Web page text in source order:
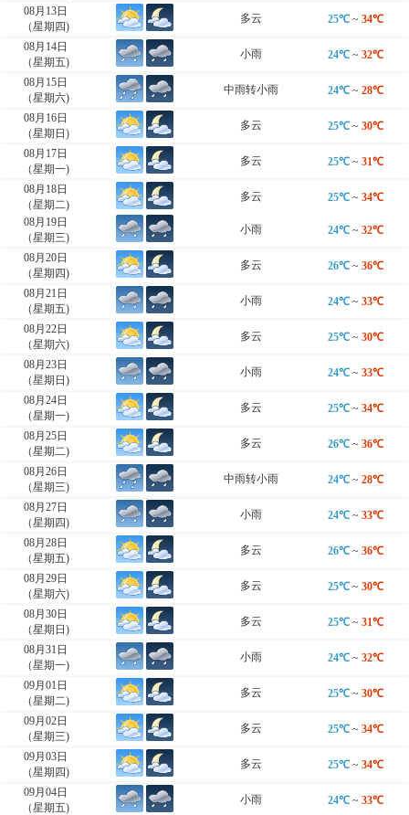
08月13日
（星期四)
多云 25℃ ~ 34℃
08月14日
（星期五)
小雨 24℃ ~ 32℃
08月15日
（星期六)
中雨转小雨 24℃ ~ 28℃
08月16日
（星期日)
多云 25℃ ~ 30℃
08月17日
（星期一)
多云 25℃ ~ 31℃
08月18日
（星期二)
多云 25℃ ~ 34℃
08月19日
（星期三)
小雨 24℃ ~ 32℃
08月20日
（星期四)
多云 26℃ ~ 36℃
08月21日
（星期五)
小雨 24℃ ~ 33℃
08月22日
（星期六)
多云 25℃ ~ 30℃
08月23日
（星期日)
小雨 24℃ ~ 33℃
08月24日
（星期一)
多云 25℃ ~ 34℃
08月25日
（星期二)
多云 26℃ ~ 36℃
08月26日
（星期三)
中雨转小雨 24℃ ~ 28℃
08月27日
（星期四)
小雨 24℃ ~ 33℃
08月28日
（星期五)
多云 26℃ ~ 36℃
08月29日
（星期六)
多云 25℃ ~ 30℃
08月30日
（星期日)
多云 25℃ ~ 31℃
08月31日
（星期一)
小雨 24℃ ~ 32℃
09月01日
（星期二)
多云 25℃ ~ 30℃
09月02日
（星期三)
多云 25℃ ~ 34℃
09月03日
（星期四)
多云 25℃ ~ 34℃
09月04日
（星期五)
小雨 24℃ ~ 33℃